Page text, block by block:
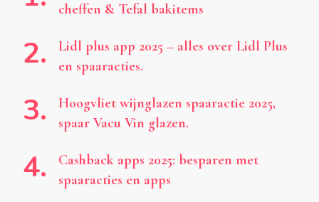
cheffen & Tefal bakitems
Lidl plus app 2025 – alles over Lidl Plus
en spaaracties.
Hoogvliet wijnglazen spaaractie 2025,
spaar Vacu Vin glazen.
Cashback apps 2025: besparen met
spaaracties en apps